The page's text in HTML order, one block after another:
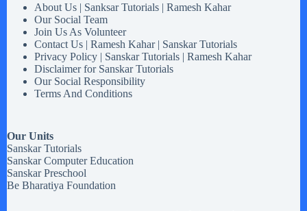
About Us | Sanksar Tutorials | Ramesh Kahar
Our Social Team
Join Us As Volunteer
Contact Us | Ramesh Kahar | Sanskar Tutorials
Privacy Policy | Sanskar Tutorials | Ramesh Kahar
Disclaimer for Sanskar Tutorials
Our Social Responsibility
Terms And Conditions
Our Units
Sanskar Tutorials
Sanskar Computer Education
Sanskar Preschool
Be Bharatiya Foundation